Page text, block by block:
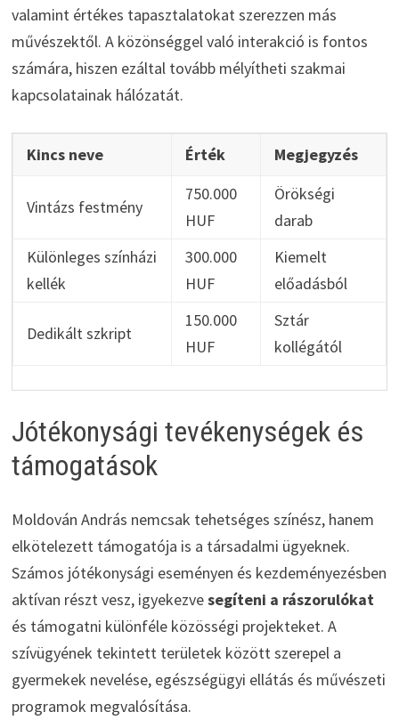
valamint értékes tapasztalatokat szerezzen más
művészektől. A közönséggel való interakció is fontos
számára, hiszen ezáltal tovább mélyítheti szakmai
kapcsolatainak hálózatát.
Kincs neve Érték Megjegyzés
Vintázs festmény
750.000
HUF
Örökségi
darab
Különleges színházi
kellék
300.000
HUF
Kiemelt
előadásból
Dedikált szkript
150.000
HUF
Sztár
kollégától
Jótékonysági tevékenységek és
támogatások
Moldován András nemcsak tehetséges színész, hanem
elkötelezett támogatója is a társadalmi ügyeknek.
Számos jótékonysági eseményen és kezdeményezésben
aktívan részt vesz, igyekezvesegíteni a rászorulókat
és támogatni különféle közösségi projekteket. A
szívügyének tekintett területek között szerepel a
gyermekek nevelése, egészségügyi ellátás és művészeti
programok megvalósítása.